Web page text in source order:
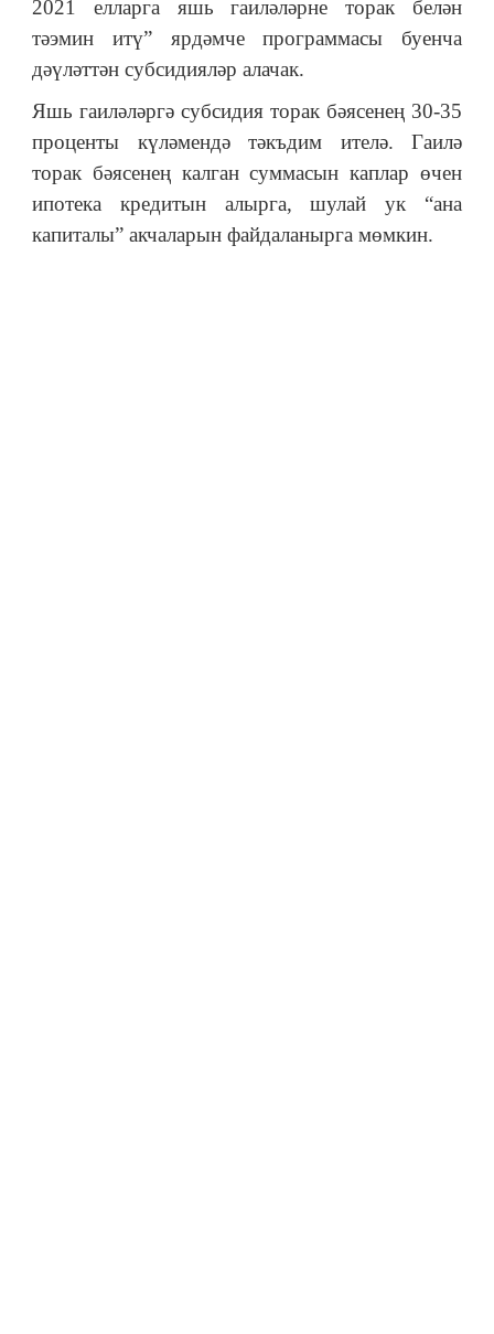
2021 елларга яшь гаиләләрне торак белән
тәэмин итү” ярдәмче программасы буенча
дәүләттән субсидияләр алачак.
Яшь гаиләләргә субсидия торак бәясенең 30-35
проценты күләмендә тәкъдим ителә. Гаилә
торак бәясенең калган суммасын каплар өчен
ипотека кредитын алырга, шулай ук “ана
капиталы” акчаларын файдаланырга мөмкин.